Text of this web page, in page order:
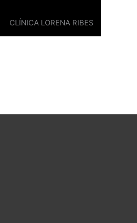
CLÍNICA LORENA RIBES